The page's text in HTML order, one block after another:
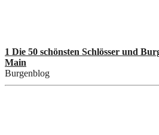
1 Die 50 schönsten Schlösser und
Main
Burgenblog